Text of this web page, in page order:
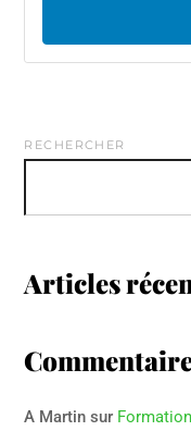
RECHERCHER
Articles
A Martin sur